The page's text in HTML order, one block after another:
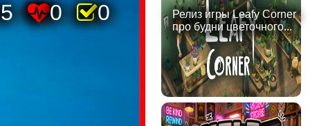
0 0
Релиз игры Leafy Corner
про будни цветочного...